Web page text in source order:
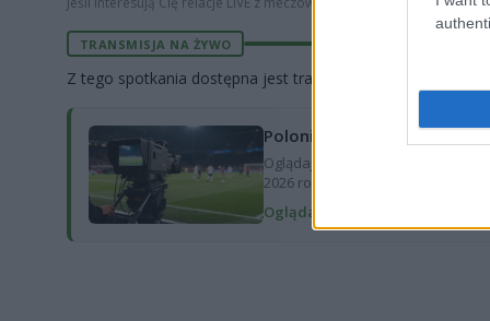
TRANSMISJA NA ŻYWO
Z tego spotkania dostępna jest transmisja wideo:
Polonia Warszawa - Wisła
Oglądaj transmisję na żywo z
2026 roku o godz. 20:30 (Betclic
Oglądaj transmisję na żywo →